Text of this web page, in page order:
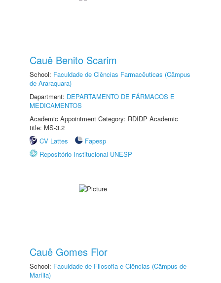
Cauê Benito Scarim
School: Faculdade de Ciências Farmacêuticas (Câmpus
de Araraquara)
Department: DEPARTAMENTO DE FÁRMACOS E
MEDICAMENTOS
Academic Appointment Category: RDIDP Academic
title: MS-3.2
CV Lattes
Fapesp
Repositório Institucional UNESP
Cauê Gomes Flor
School: Faculdade de Filosofia e Ciências (Câmpus de
Marília)